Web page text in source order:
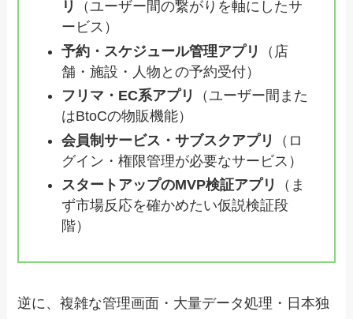
リ
（ユーザー間の繋がりを軸にしたサ
ービス）
予約・スケジュール管理アプリ
（店
舗・施設・人物との予約受付）
フリマ・EC系アプリ
（ユーザー間また
はBtoCの物販機能）
会員制サービス・サブスクアプリ
（ロ
グイン・権限管理が必要なサービス）
スタートアップのMVP検証アプリ
（ま
ず市場反応を確かめたい仮説検証段
階）
逆に、複雑な管理画面・大量データ処理・日本独